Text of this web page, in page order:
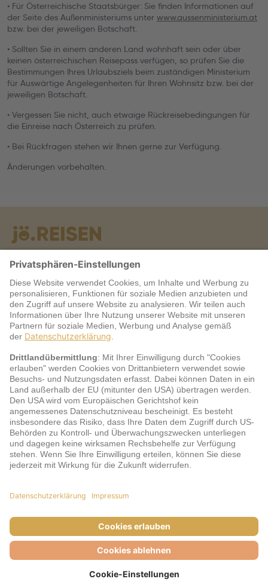
• Für Österreichische Staatsbürger: Sie finden Informationen auf
der Seite des Außenministeriums unter www.aussenministerium.at
bzw. bei der jeweiligen Botschaft.
• Sollten Sie in einem anderen Land wohnhaft sein oder über
keinen österreichischen Reisepass verfügen, so prüfen Sie die
Bestimmungen Ihres Urlaubsziels beim zuständigen Ministerium
für Auswärtige Angelegenheiten für Ihren Wohnsitz bzw. bei der
jeweiligen Botschaft.
• Vergessen Sie nicht, auch etwaige Rückreisebedingungen für
die Einreise nach Österreich zu prüfen.
• Bei Rückfragen stehen wir Ihnen gerne zur Verfügung.
Änderungen vorbehalten.
Warum jö?
Service
jö Bonus Club Partner
Zahlungsarten & Sicherheit
AGB
Datenschutz